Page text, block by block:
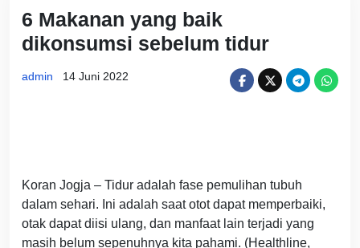
6 Makanan yang baik
dikonsumsi sebelum tidur
admin 14 Juni 2022
Koran Jogja – Tidur adalah fase pemulihan tubuh
dalam sehari. Ini adalah saat otot dapat memperbaiki,
otak dapat diisi ulang, dan manfaat lain terjadi yang
masih belum sepenuhnya kita pahami. (Healthline,